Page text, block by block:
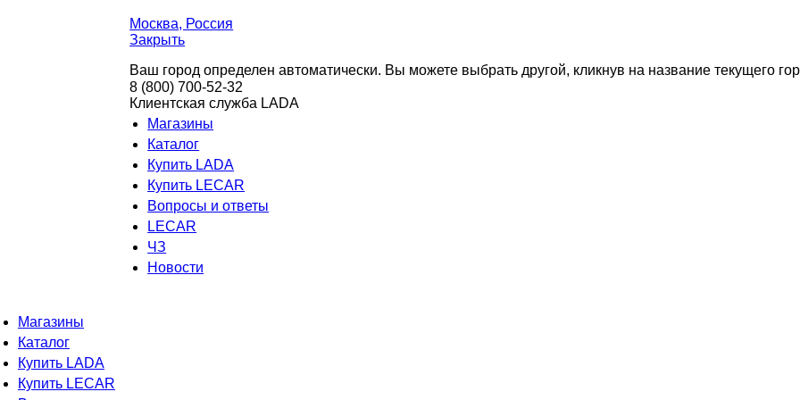
Москва, Россия
Закрыть
Ваш город определен автоматически. Вы можете выбрать другой, кликнув на название текущего
8 (800) 700-52-32
Клиентская служба LADA
Магазины
Каталог
Купить LADA
Купить LECAR
Вопросы и ответы
LECAR
ЧЗ
Новости
Магазины
Каталог
Купить LADA
Купить LECAR